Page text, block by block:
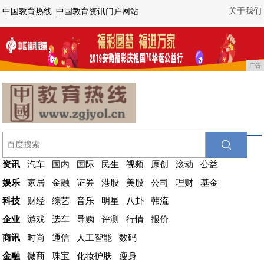
关于我们
中国教育热线_中国教育资讯门户网站
广告
资讯 汽车 国内 国际 民生 视频 原创 滚动
公益
娱乐
家居 金融 证券 港股 美股 公司 理财
基金
科技
财经 综艺 音乐 明星 八卦
韩流
企业
游戏 选车 导购 评测 行情
报价
商讯
时尚 通信 人工智能
数码
金融
微商 珠宝 化妆护肤
瘦身